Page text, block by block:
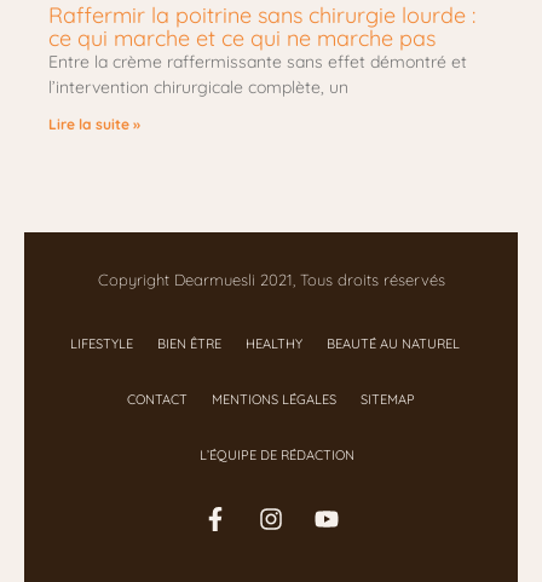
Raffermir la poitrine sans chirurgie lourde :
ce qui marche et ce qui ne marche pas
Entre la crème raffermissante sans effet démontré et
l’intervention chirurgicale complète, un
Lire la suite »
Copyright Dearmuesli 2021, Tous droits réservés
LIFESTYLE BIEN ÊTRE HEALTHY BEAUTÉ AU NATUREL
CONTACT MENTIONS LÉGALES SITEMAP
L’ÉQUIPE DE RÉDACTION